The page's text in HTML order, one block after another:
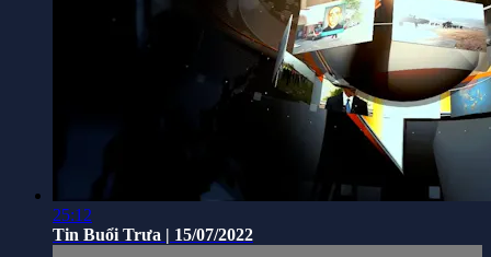
25:12
Tin Buổi Trưa | 15/07/2022